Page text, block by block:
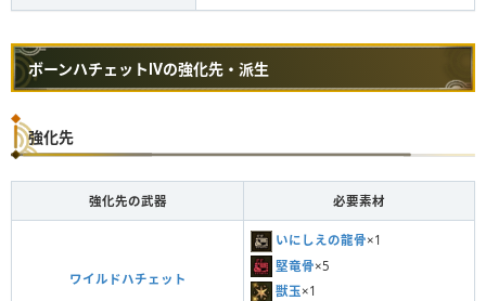
ボーンハチェットⅣの強化先・派生
強化先
強化先の武器 必要素材
ワイルドハチェット
いにしえの龍骨×1
堅竜骨×5
獣玉×1